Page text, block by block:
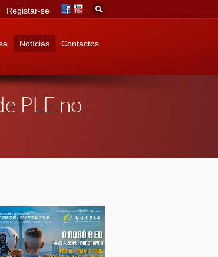
Notícias Contactos
Registar-se
PLE no